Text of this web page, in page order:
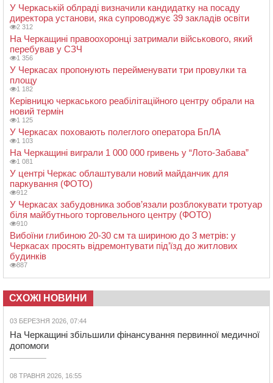
У Черкаській облраді визначили кандидатку на посаду
директора установи, яка супроводжує 39 закладів освіти
2 312
На Черкащині правоохоронці затримали військового, який
перебував у СЗЧ
1 356
У Черкасах пропонують перейменувати три провулки та
площу
1 182
Керівницю черкаського реабілітаційного центру обрали на
новий термін
1 125
У Черкасах поховають полеглого оператора БпЛА
1 103
На Черкащині виграли 1 000 000 гривень у “Лото-Забава”
1 081
У центрі Черкас облаштували новий майданчик для
паркування (ФОТО)
912
У Черкасах забудовника зобов’язали розблокувати тротуар
біля майбутнього торговельного центру (ФОТО)
910
Вибоїни глибиною 20-30 см та шириною до 3 метрів: у
Черкасах просять відремонтувати під’їзд до житлових
будинків
887
СХОЖІ НОВИНИ
03 БЕРЕЗНЯ 2026, 07:44
На Черкащині збільшили фінансування первинної медичної
допомоги
08 ТРАВНЯ 2026, 16:55